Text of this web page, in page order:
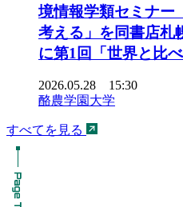
境情報学類セミナー
考える」を同書店札
に第1回「世界と比
2026.05.28 15:30
酪農学園大学
すべてを見る